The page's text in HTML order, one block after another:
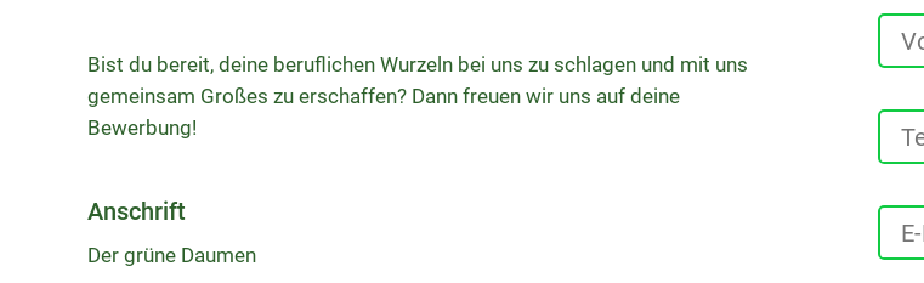
Bist du bereit, deine beruflichen Wurzeln bei uns zu schlagen und mit uns
gemeinsam Großes zu erschaffen? Dann freuen wir uns auf deine
Bewerbung!
Anschrift
Der grüne Daumen